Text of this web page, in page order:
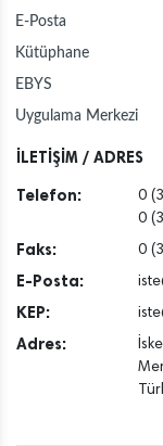
E-Posta
Kütüphane
EBYS
Uygulama Merkezi
İLETİŞİM / ADRES
Telefon:
0
0
Faks: 0
E-Posta:
KEP:
Adres: